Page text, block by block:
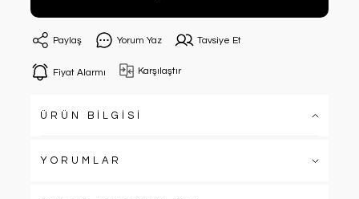
Paylaş Yorum Yaz Tavsiye Et
Fiyat Alarmı Karşılaştır
ÜRÜN BİLGİSİ
YORUMLAR